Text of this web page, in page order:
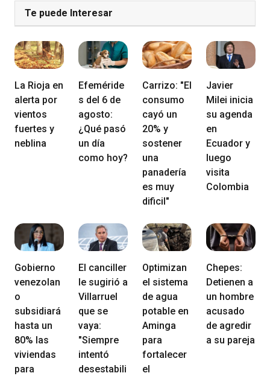
Te puede Interesar
La Rioja en
alerta por
vientos
fuertes y
neblina
Efeméride
s del 6 de
agosto:
¿Qué pasó
un día
como hoy?
Carrizo: "El
consumo
cayó un
20% y
sostener
una
panadería
es muy
dificil"
Javier
Milei inicia
su agenda
en
Ecuador y
luego
visita
Colombia
Gobierno
venezolan
o
subsidiará
hasta un
80% las
viviendas
para
El canciller
le sugirió a
Villarruel
que se
vaya:
"Siempre
intentó
desestabili
Optimizan
el sistema
de agua
potable en
Aminga
para
fortalecer
el
Chepes:
Detienen a
un hombre
acusado
de agredir
a su pareja